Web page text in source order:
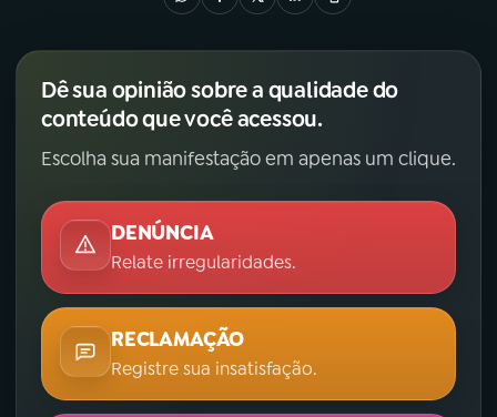
Dê sua opinião sobre a qualidade do
conteúdo que você acessou.
Escolha sua manifestação em apenas um clique.
DENÚNCIA
Relate irregularidades.
RECLAMAÇÃO
Registre sua insatisfação.